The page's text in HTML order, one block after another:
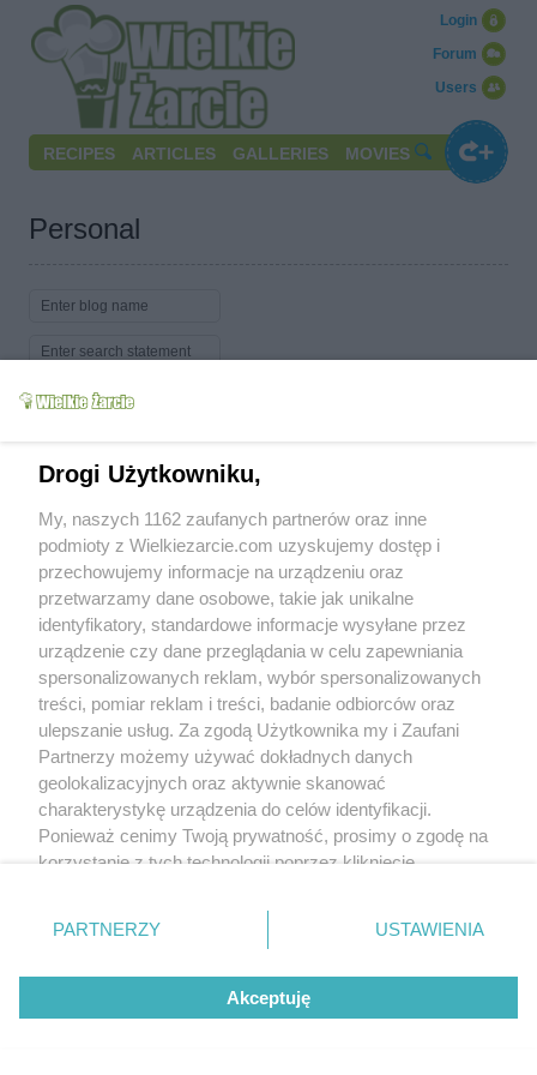
Users
Forum
Login
RECIPES ARTICLES GALLERIES MOVIES
Personal
Nothing was found
Write to us Terms of use Cookies policy Privacy policy
Drogi Użytkowniku,
My, naszych 1162 zaufanych partnerów oraz inne
podmioty z Wielkiezarcie.com uzyskujemy dostęp i
przechowujemy informacje na urządzeniu oraz
przetwarzamy dane osobowe, takie jak unikalne
identyfikatory, standardowe informacje wysyłane przez
urządzenie czy dane przeglądania w celu zapewniania
spersonalizowanych reklam, wybór spersonalizowanych
treści, pomiar reklam i treści, badanie odbiorców oraz
ulepszanie usług. Za zgodą Użytkownika my i Zaufani
Partnerzy możemy używać dokładnych danych
geolokalizacyjnych oraz aktywnie skanować
charakterystykę urządzenia do celów identyfikacji.
Ponieważ cenimy Twoją prywatność, prosimy o zgodę na
korzystanie z tych technologii poprzez kliknięcie
zmienić/wycofać klikając przycisk ustawień prywatności
znajdujący się w lewym dolnym rogu strony
rodzaje przetwarzania danych nie wymagają zgody
użytkownika, ale masz prawo sprzeciwić się takiemu
przetwarzaniu. Preferencje będą miały zastosowania tylko
PARTNERZY USTAWIENIA
Akceptuję